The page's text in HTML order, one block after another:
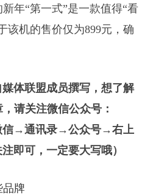
年“第一式”是一款值得“看
该机的售价仅为899元，确
体联盟成员撰写，想了解
请关注微信公众号：
信→通讯录→公众号→右上
即可，一定要大写哦）
品牌